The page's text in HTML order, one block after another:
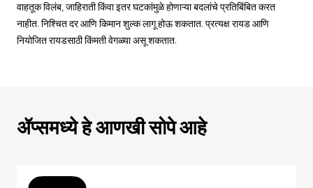
वाहतूक विलंब, जाहिराती किंवा इतर घटकांमुळे होणाऱ्या बदलांचे प्रतिबिंबित करत
नाहीत. निश्चित दर आणि किमान शुल्क लागू होऊ शकतात. प्रत्यक्ष रायड आणि
नियोजित रायडसाठी किंमती वेगळ्या असू शकतात.
ॲप्समध्ये हे आणखी सोपे आहे